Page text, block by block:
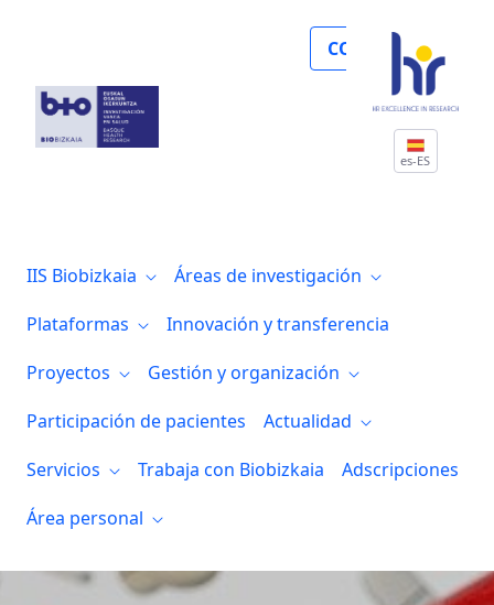
COLABORA
es-ES
IIS Biobizkaia
Áreas de investigación
Plataformas
Innovación y transferencia
Proyectos
Gestión y organización
Participación de pacientes
Actualidad
Servicios
Trabaja con Biobizkaia
Adscripciones
Área personal